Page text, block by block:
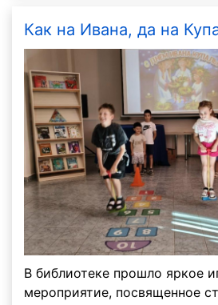
Как на Ивана, да на
В библиотеке прошло яркое
мероприятие, посвященное